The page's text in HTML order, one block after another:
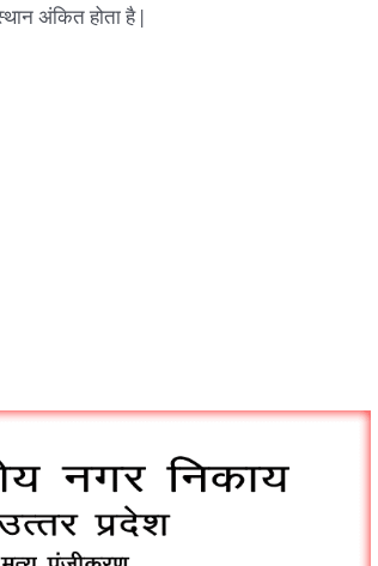
अंकित होता है |